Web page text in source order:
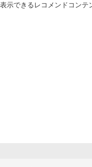
表示できるレコメンドコンテ